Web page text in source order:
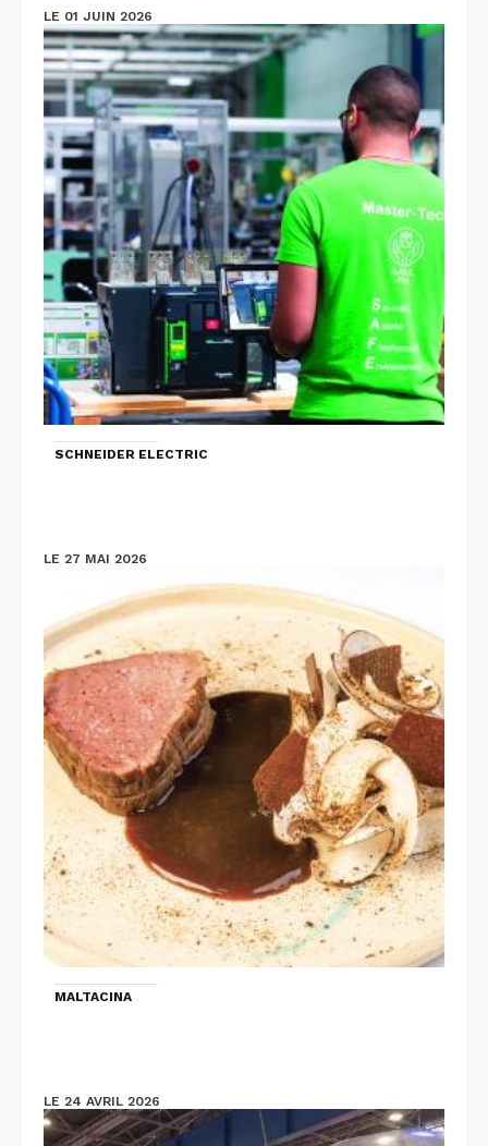
LE 01 JUIN 2026
SCHNEIDER ELECTRIC
LE 27 MAI 2026
MALTACINA
LE 24 AVRIL 2026